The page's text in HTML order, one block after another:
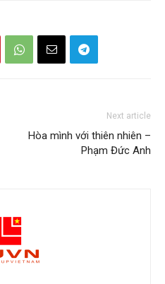
Next article
Hòa mình với thiên nhiên –
Phạm Đức Anh